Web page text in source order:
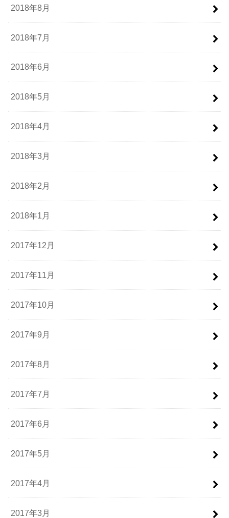
2018年8月
2018年7月
2018年6月
2018年5月
2018年4月
2018年3月
2018年2月
2018年1月
2017年12月
2017年11月
2017年10月
2017年9月
2017年8月
2017年7月
2017年6月
2017年5月
2017年4月
2017年3月